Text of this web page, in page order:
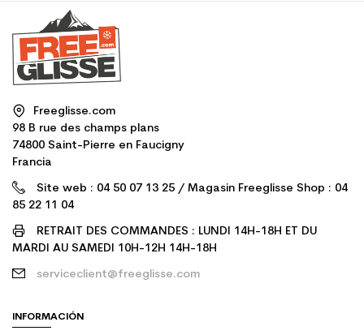
Freeglisse.com
98 B rue des champs plans
74800 Saint-Pierre en Faucigny
Francia
Site web : 04 50 07 13 25 / Magasin Freeglisse Shop : 04
85 22 11 04
RETRAIT DES COMMANDES : LUNDI 14H-18H ET DU
MARDI AU SAMEDI 10H-12H 14H-18H
serviceclient@freeglisse.com
INFORMACIÓN